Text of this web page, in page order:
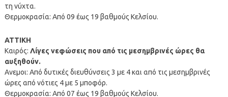
τη νύχτα.
Θερμοκρασία: Από 09 έως 19 βαθμούς Κελσίου.
ΑΤΤΙΚΗ
Καιρός: Λίγες νεφώσεις που από τις μεσημβρινές ώρες θα
αυξηθούν.
Ανεμοι: Από δυτικές διευθύνσεις 3 με 4 και από τις μεσημβρινές
ώρες από νότιες 4 με 5 μποφόρ.
Θερμοκρασία: Από 07 έως 19 βαθμούς Κελσίου.